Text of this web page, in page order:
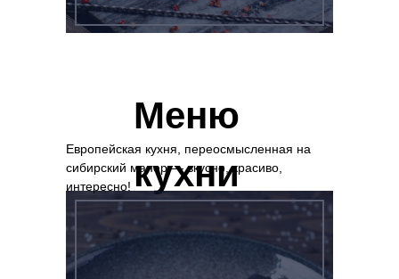
Меню
кухни
Европейская кухня, переосмысленная на
сибирский манер — вкусно, красиво,
интересно!